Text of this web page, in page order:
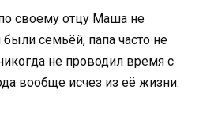
своему отцу Маша не
семьёй, папа часто не
не проводил время с
вообще исчез из её жизни.